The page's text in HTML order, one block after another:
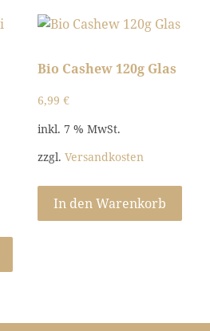
Bio Cashew 120g Glas
6,99€
inkl. 7 % MwSt.
zzgl.Versandkosten
In den Warenkorb